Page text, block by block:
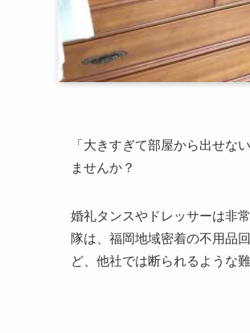
「大きすぎて部屋から出せ
ませんか？
婚礼タンスやドレッサーは非
隊は、福岡地域密着の不用品
ど、他社では断られるような